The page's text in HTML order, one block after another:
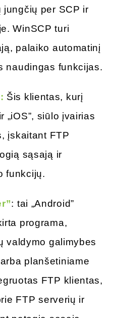
per SCP ir
WinSCP turi
palaiko automatinį
naudingas funkcijas.
Šis klientas, kurį
„iOS”, siūlo įvairias
įskaitant FTP
sąsają ir
funkcijų.
: tai „Android”
programa,
valdymo galimybes
planšetiniame
FTP klientas,
FTP serverių ir